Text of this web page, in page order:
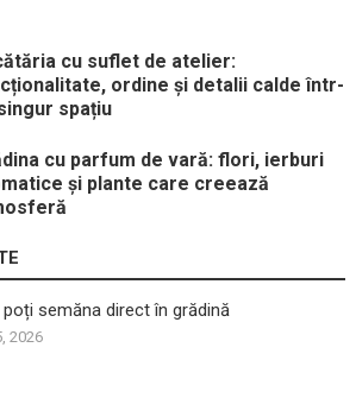
cu suflet de atelier:
ordine și detalii calde într-
spațiu
cu parfum de vară: flori, ierburi
și plante care creează
semăna direct în grădină
2026